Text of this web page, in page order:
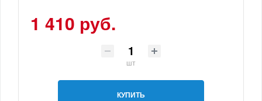
1 410 руб.
шт
КУПИТЬ